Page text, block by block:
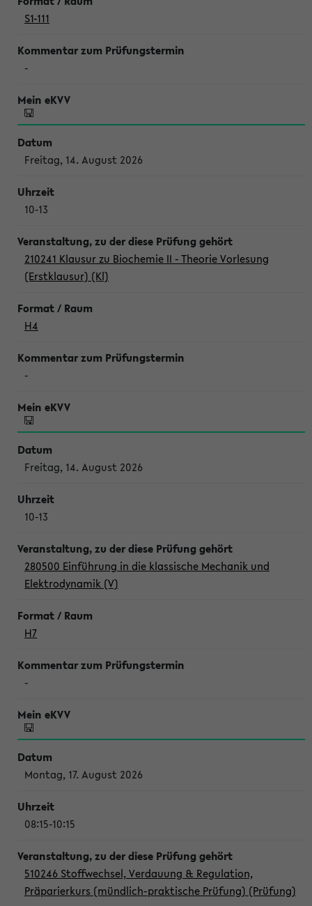
S1-111
-
Freitag, 14. August 2026
10-13
210241 Klausur zu Biochemie II - Theorie Vorlesung
(Erstklausur) (Kl)
H4
-
Freitag, 14. August 2026
10-13
280500 Einführung in die klassische Mechanik und
Elektrodynamik (V)
H7
-
Montag, 17. August 2026
08:15-10:15
510246 Stoffwechsel, Verdauung & Regulation,
Präparierkurs (mündlich-praktische Prüfung) (Prüfung)